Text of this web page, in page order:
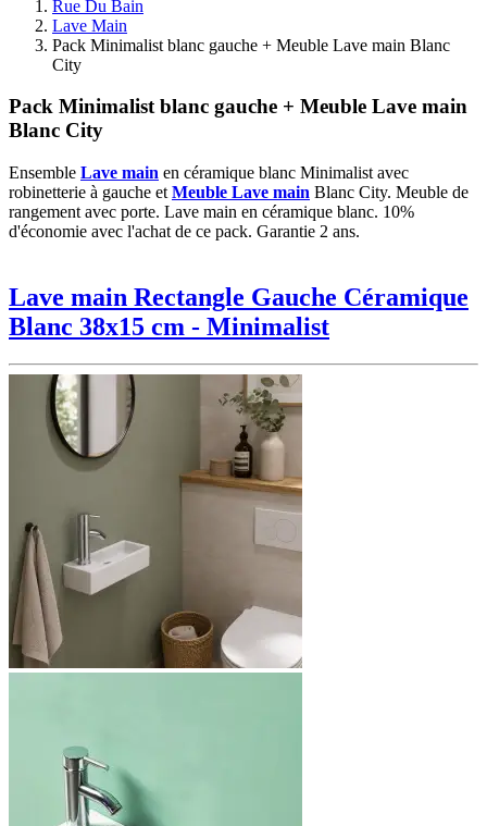
Rue Du Bain
Lave Main
Pack Minimalist blanc gauche + Meuble Lave main Blanc
City
Pack Minimalist blanc gauche + Meuble Lave main
Blanc City
Ensemble Lave main en céramique blanc Minimalist avec
robinetterie à gauche et Meuble Lave main Blanc City. Meuble de
rangement avec porte. Lave main en céramique blanc. 10%
d'économie avec l'achat de ce pack. Garantie 2 ans.
Lave main Rectangle Gauche Céramique
Blanc 38x15 cm - Minimalist